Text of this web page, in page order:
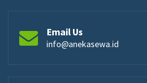
Email Us
info@anekasewa.id